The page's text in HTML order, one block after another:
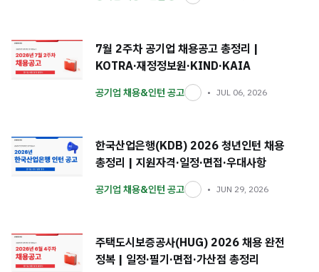
7월 2주차 공기업 채용공고 총정리 |
KOTRA·재정정보원·KIND·KAIA
공기업 채용&인턴 공고 JUL 06, 2026
한국산업은행(KDB) 2026 청년인턴 채용
총정리 | 지원자격·일정·면접·우대사항
공기업 채용&인턴 공고 JUN 29, 2026
주택도시보증공사(HUG) 2026 채용 완전
정복 | 일정·필기·면접·가산점 총정리